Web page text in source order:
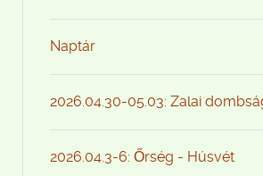
Naptár
2026.04.30-05.03: Zalai
2026.04.3-6: Őrség - Húsvét